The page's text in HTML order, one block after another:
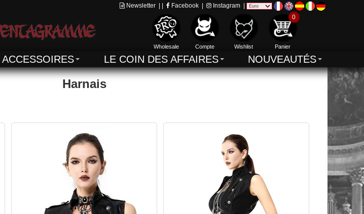
Newsletter Facebook Instagram
Wholesale Compte Wishlist
0
Panier
ACCESSOIRES LE COIN DES AFFAIRES NOUVEAUTÉS
Harnais